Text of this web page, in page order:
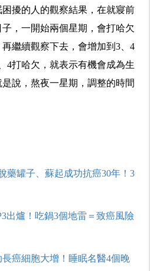
擾的人的觀察結果，在就寢前
，一開始兩個星期，會打哈欠
繼續觀察下去，會增加到3、4
4打哈欠，就表示有機會成為生
說，熬夜一星期，調整的時間
藥罐子、蘇起成功抗癌30年！3
出爐！吃鍋3個地雷＝致癌風險
長癌細胞大增！睡眠名醫4個晚